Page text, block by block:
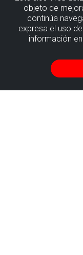
objeto de
continúa
expresa el uso
información